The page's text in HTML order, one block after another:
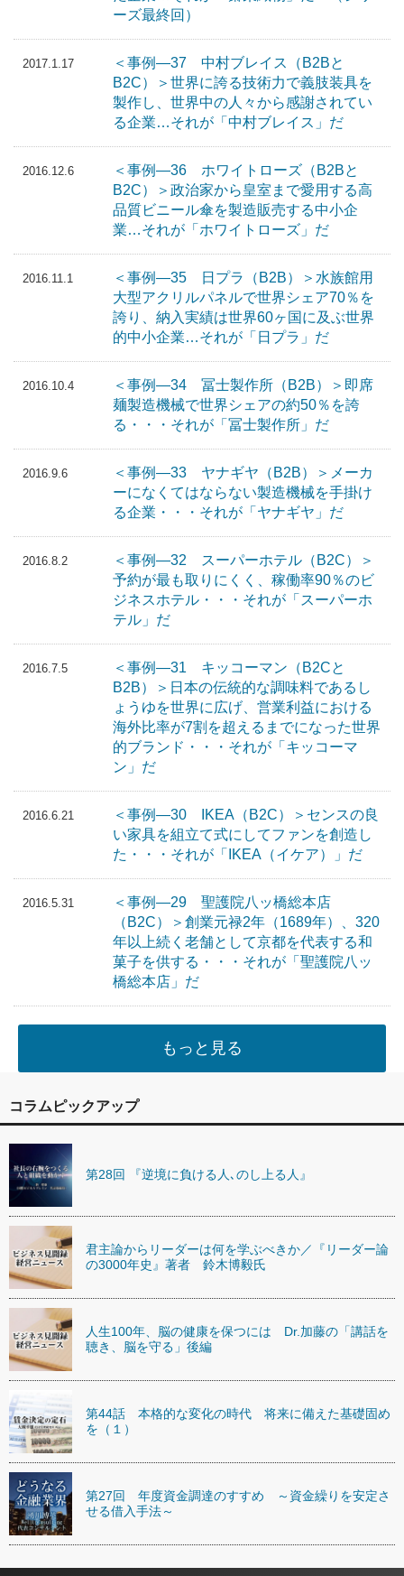
ーズ最終回）
2017.1.17
＜事例―37 中村ブレイス（B2Bと
B2C）＞世界に誇る技術力で義肢装具を
製作し、世界中の人々から感謝されてい
る企業…それが「中村ブレイス」だ
2016.12.6
＜事例―36 ホワイトローズ（B2Bと
B2C）＞政治家から皇室まで愛用する高
品質ビニール傘を製造販売する中小企
業…それが「ホワイトローズ」だ
2016.11.1
＜事例―35 日プラ（B2B）＞水族館用
大型アクリルパネルで世界シェア70％を
誇り、納入実績は世界60ヶ国に及ぶ世界
的中小企業…それが「日プラ」だ
2016.10.4
＜事例―34 冨士製作所（B2B）＞即席
麺製造機械で世界シェアの約50％を誇
る・・・それが「冨士製作所」だ
2016.9.6
＜事例―33 ヤナギヤ（B2B）＞メーカ
ーになくてはならない製造機械を手掛け
る企業・・・それが「ヤナギヤ」だ
2016.8.2
＜事例―32 スーパーホテル（B2C）＞
予約が最も取りにくく、稼働率90％のビ
ジネスホテル・・・それが「スーパーホ
テル」だ
2016.7.5
＜事例―31 キッコーマン（B2Cと
B2B）＞日本の伝統的な調味料であるし
ょうゆを世界に広げ、営業利益における
海外比率が7割を超えるまでになった世界
的ブランド・・・それが「キッコーマ
ン」だ
2016.6.21
＜事例―30 IKEA（B2C）＞センスの良
い家具を組立て式にしてファンを創造し
た・・・それが「IKEA（イケア）」だ
2016.5.31
＜事例―29 聖護院八ッ橋総本店
（B2C）＞創業元禄2年（1689年）、320
年以上続く老舗として京都を代表する和
菓子を供する・・・それが「聖護院八ッ
橋総本店」だ
もっと見る
コラムピックアップ
第28回 『逆境に負ける人､のし上る人』
君主論からリーダーは何を学ぶべきか／『リーダー論
の3000年史』著者 鈴木博毅氏
人生100年、脳の健康を保つには Dr.加藤の「講話を
聴き、脳を守る」後編
第44話 本格的な変化の時代 将来に備えた基礎固め
を（１）
第27回 年度資金調達のすすめ ～資金繰りを安定さ
せる借入手法～